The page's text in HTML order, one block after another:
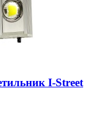
I-Street